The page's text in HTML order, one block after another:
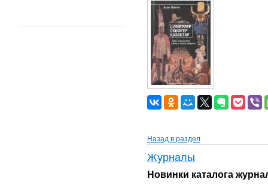
Назад в раздел
Журналы
Новинки каталога